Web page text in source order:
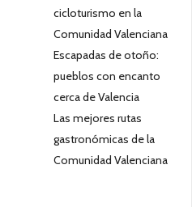
cicloturismo en la
Comunidad Valenciana
Escapadas de otoño:
pueblos con encanto
cerca de Valencia
Las mejores rutas
gastronómicas de la
Comunidad Valenciana